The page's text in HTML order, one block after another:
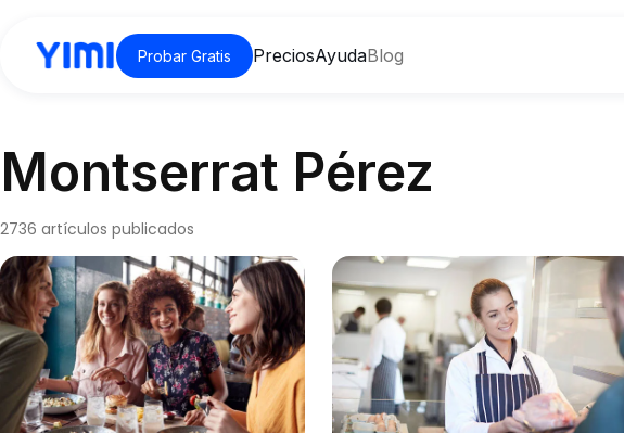
Probar Gratis PreciosAyudaBlog
Montserrat Pérez
2736 artículos publicados